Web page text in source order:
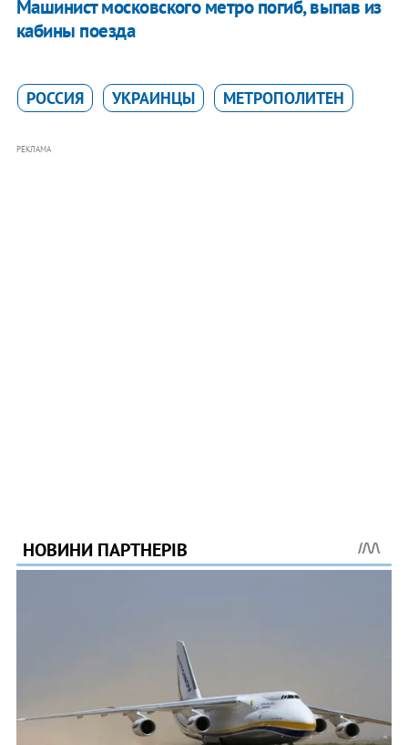
Машинист московского метро погиб, выпав из
кабины поезда
РОССИЯ УКРАИНЦЫ МЕТРОПОЛИТЕН
РЕКЛАМА